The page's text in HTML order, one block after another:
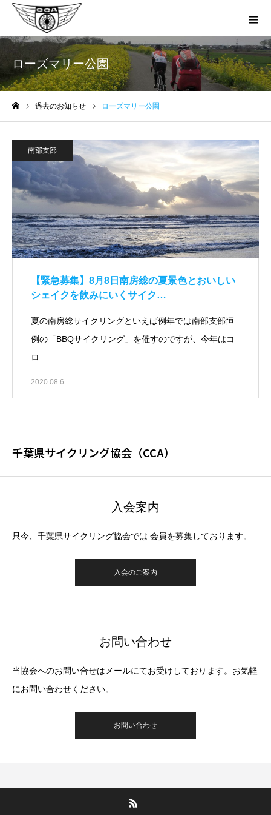
ローズマリー公園
過去のお知らせ ローズマリー公園
南部支部
【緊急募集】8月8日南房総の夏景色とおいしい
シェイクを飲みにいくサイク…
夏の南房総サイクリングといえば例年では南部支部恒
例の「BBQサイクリング」を催すのですが、今年はコ
ロ…
2020.08.6
千葉県サイクリング協会（CCA）
入会案内
只今、千葉県サイクリング協会では 会員を募集しております。
入会のご案内
お問い合わせ
当協会へのお問い合せはメールにてお受けしております。お気軽
にお問い合わせください。
お問い合わせ